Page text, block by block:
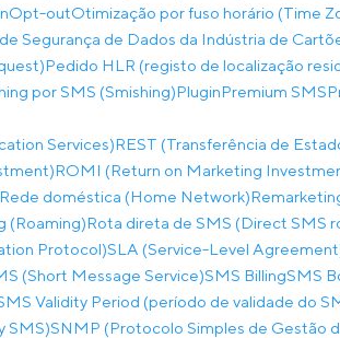
Opt-outOtimização por fuso horário (Time
Segurança de Dados da Indústria de
Pedido HLR (registo de localização
por SMS (Smishing)PluginPremium SMS
Services)REST (Transferência de
ROMI (Return on Marketing
Rede doméstica (Home Network)
(Roaming)Rota direta de SMS (Direct SMS
Protocol)SLA (Service-Level
(Short Message Service)SMS BillingSMS
Validity Period (período de validade do
SMS)SNMP (Protocolo Simples de Gestão